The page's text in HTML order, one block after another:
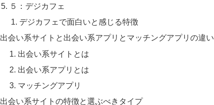
５：デジカフェ
デジカフェで面白いと感じる特徴
出会い系サイトと出会い系アプリとマッチングアプリの違い
出会い系サイトとは
出会い系アプリとは
マッチングアプリ
出会い系サイトの特徴と選ぶべきタイプ